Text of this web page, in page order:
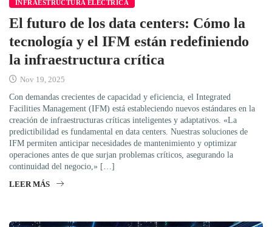
INFRAESTRUCTURA ELÉCTRICA
El futuro de los data centers: Cómo la
tecnología y el IFM están redefiniendo
la infraestructura crítica
Nov 19, 2025
Con demandas crecientes de capacidad y eficiencia, el Integrated
Facilities Management (IFM) está estableciendo nuevos estándares en la
creación de infraestructuras críticas inteligentes y adaptativos. «La
predictibilidad es fundamental en data centers. Nuestras soluciones de
IFM permiten anticipar necesidades de mantenimiento y optimizar
operaciones antes de que surjan problemas críticos, asegurando la
continuidad del negocio,» […]
LEER MÁS